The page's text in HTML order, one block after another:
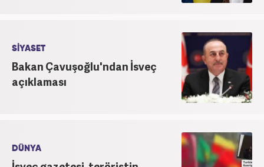
SİYASET
Bakan Çavuşoğlu'ndan İsveç
açıklaması
DÜNYA